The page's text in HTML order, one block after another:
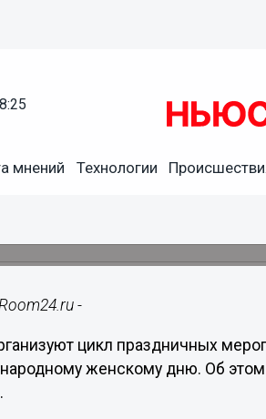
мнений Технологии
мероприятий на
-
цикл праздничных
женскому дню. Об